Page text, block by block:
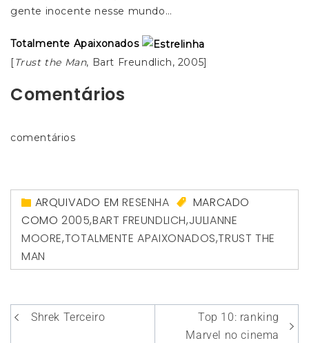
gente inocente nesse mundo…
Totalmente Apaixonados
[Trust the Man, Bart Freundlich, 2005]
Comentários
comentários
ARQUIVADO EMRESENHA
MARCADO
COMO 2005,BART FREUNDLICH,JULIANNE
MOORE,TOTALMENTE APAIXONADOS,TRUST THE
MAN
Navegação
Shrek Terceiro
Top 10: ranking
Marvel no cinema